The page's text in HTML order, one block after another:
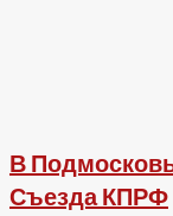
В
Съезда КПРФ